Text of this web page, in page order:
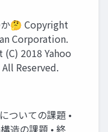
🤔 Copyright
Corporation.
2018 Yahoo
Reserved.
ついての課題 •